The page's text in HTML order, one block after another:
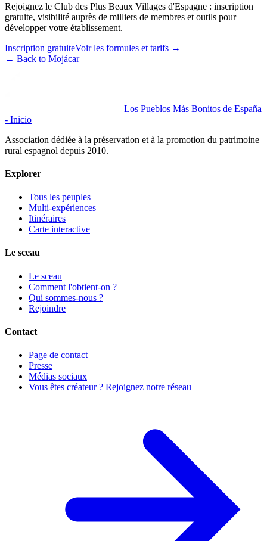
Rejoignez le Club des Plus Beaux Villages d'Espagne : inscription
gratuite, visibilité auprès de milliers de membres et outils pour
développer votre établissement.
Inscription gratuiteVoir les formules et tarifs →
← Back to Mojácar
Los Pueblos Más Bonitos de España
- Inicio
Association dédiée à la préservation et à la promotion du patrimoine
rural espagnol depuis 2010.
Explorer
Tous les peuples
Multi-expériences
Itinéraires
Carte interactive
Le sceau
Le sceau
Comment l'obtient-on ?
Qui sommes-nous ?
Rejoindre
Contact
Page de contact
Presse
Médias sociaux
Vous êtes créateur ? Rejoignez notre réseau